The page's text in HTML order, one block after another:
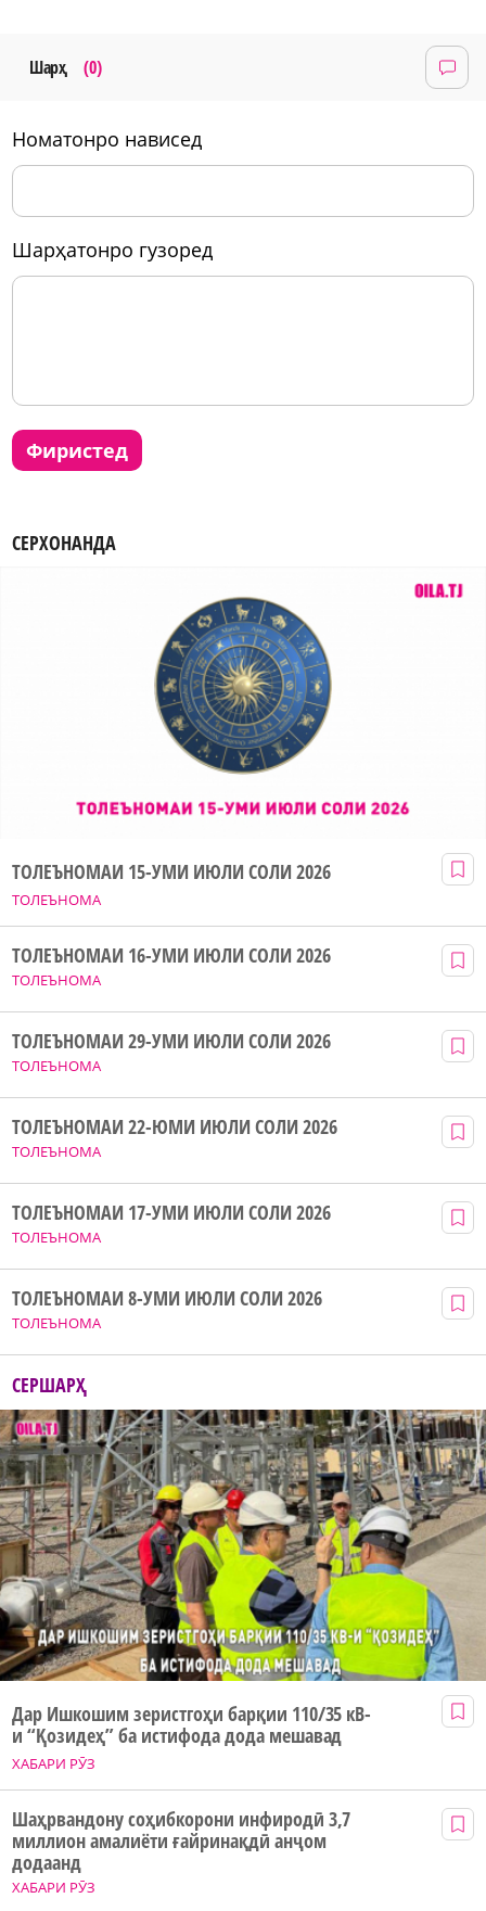
Шарҳ (0)
номатонро нависед
шарҳатонро гузоред
фиристед
СЕРХОНАНДА
ТОЛЕЪНОМА
ТОЛЕЪНОМАИ 15-УМИ ИЮЛИ СОЛИ 2026
ТОЛЕЪНОМА
ТОЛЕЪНОМАИ 16-УМИ ИЮЛИ СОЛИ 2026
ТОЛЕЪНОМА
ТОЛЕЪНОМАИ 29-УМИ ИЮЛИ СОЛИ 2026
ТОЛЕЪНОМА
ТОЛЕЪНОМАИ 22-ЮМИ ИЮЛИ СОЛИ 2026
ТОЛЕЪНОМА
ТОЛЕЪНОМАИ 17-УМИ ИЮЛИ СОЛИ 2026
ТОЛЕЪНОМА
ТОЛЕЪНОМАИ 8-УМИ ИЮЛИ СОЛИ 2026
СЕРШАРҲ
ХАБАРИ РӮЗ
Дар Ишкошим зеристгоҳи барқии 110/35 кВ-
и “Қозидеҳ” ба истифода дода мешавад
ХАБАРИ РӮЗ
Шаҳрвандону соҳибкорони инфиродӣ 3,7
миллион амалиёти ғайринақдӣ анҷом
додаанд